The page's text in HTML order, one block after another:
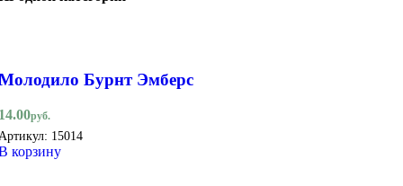
Бурнт Эмберс
руб.
15014
корзину